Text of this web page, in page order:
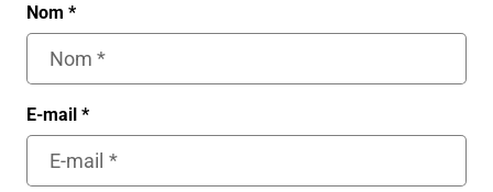
Nom *
E-mail *